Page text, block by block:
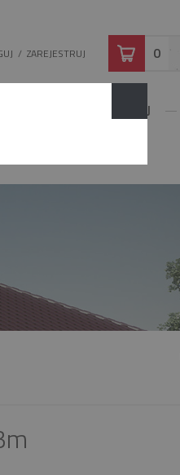
/ZAREJESTRUJ 0
KONFIGURUJ